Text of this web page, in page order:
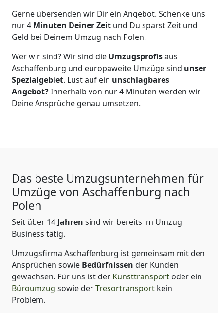
Gerne übersenden wir Dir ein Angebot. Schenke uns
nur4 Minuten Deiner Zeit und Du sparst Zeit und
Geld bei Deinem Umzug nach Polen.
Wer wir sind? Wir sind die Umzugsprofisaus
Aschaffenburg und europaweite Umzüge sind unser
Spezialgebiet. Lust auf ein unschlagbares
Angebot?Innerhalb von nur4 Minuten werden wir
Deine Ansprüche genau umsetzen.
Das beste Umzugsunternehmen für
Umzüge von Aschaffenburg nach
Polen
Seit über 14 Jahren sind wir bereits im Umzug
Business tätig.
Umzugsfirma Aschaffenburg ist gemeinsam mit den
Ansprüchen sowie Bedürfnissen der Kunden
gewachsen. Für uns ist der Kunsttransport oder ein
Büroumzug sowie derTresortransport kein
Problem.